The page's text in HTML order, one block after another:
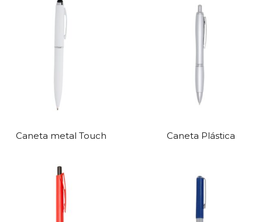
Caneta metal Touch Caneta Plástica